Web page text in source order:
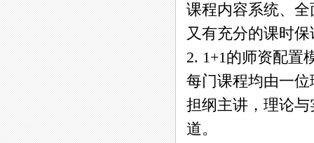
课程内容系统、
又有充分的课时
2. 1+1的师资配置
每门课程均由一
担纲主讲，理论
道。